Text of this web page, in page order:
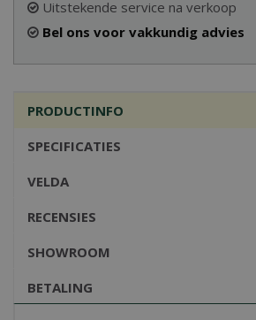
Uitstekende service na verkoop
Bel ons voor vakkundig advies
PRODUCTINFO
SPECIFICATIES
VELDA
RECENSIES
SHOWROOM
BETALING